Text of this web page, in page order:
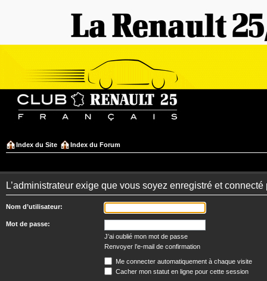
Index du Site Index du Forum
L’administrateur exige que vous soyez enregistré et
Nom d’utilisateur:
Mot de passe:
J’ai oublié mon mot de passe
Renvoyer l’e-mail de confirmation
Me connecter automatiquement à chaque visite
Cacher mon statut en ligne pour cette session